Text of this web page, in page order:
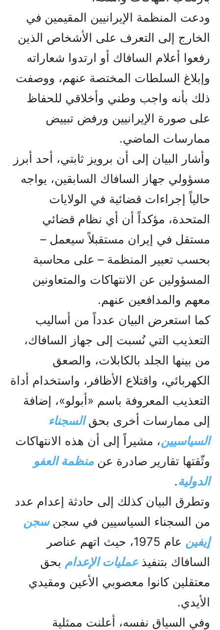
ودعت المنظمة الإيرانيين المقيمين في
الخارج إلى التعرف على الأشخاص الذين
رفعوا أعلام السافاك أو ارتدوا شعاراته
وإبلاغ السلطات المختصة عنهم، ووصفت
ذلك بأنه واجب وطني وأخلاقي للحفاظ
على صورة الإيرانيين ورفض تبييض
ممارسات الماضي.
وأشار البيان إلى أن برويز ثابتي، أحد أبرز
مسؤولي جهاز السافاك السابقين، يواجه
حالياً إجراءات قضائية في الولايات
المتحدة، مؤكداً أن أي نظام قضائي
مستقل في إيران مستقبلاً سيعمل –
بحسب تعبير المنظمة – على محاسبة
المسؤولين عن الانتهاكات والمتعاونين
معهم والمدافعين عنهم.
كما استعرض البيان عدداً من أساليب
التعذيب التي نُسبت إلى جهاز السافاك،
من بينها الجلد بالكابلات، والصعق
الكهربائي، واقتلاع الأظافر، واستخدام أداة
التعذيب المعروفة باسم «أبولو»، إضافة
إلى ممارسات أخرى بحقالسجناء
السياسيين، مشيراً إلى أن هذه الانتهاكات
وثّقتها تقارير صادرة عن منظمة العفو
الدولية.
وتطرق البيان كذلك إلى حادثة إعدام عدد
من السجناء السياسيين في سجنسجن
إيفين
عام 1975، حيث اتهم عناصر
السافاك بتنفيذعمليات الإعدام بحق
معتقلين كانوا معصوبي الأعين ومقيدي
الأيدي.
وفي السياق نفسه، أعلنت ممثلية